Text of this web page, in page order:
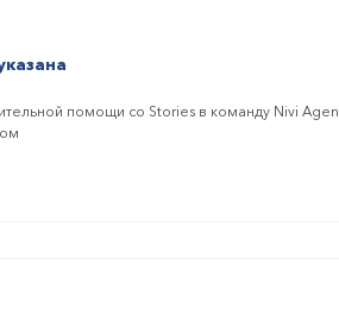
помощи со Stories в команду Nivi